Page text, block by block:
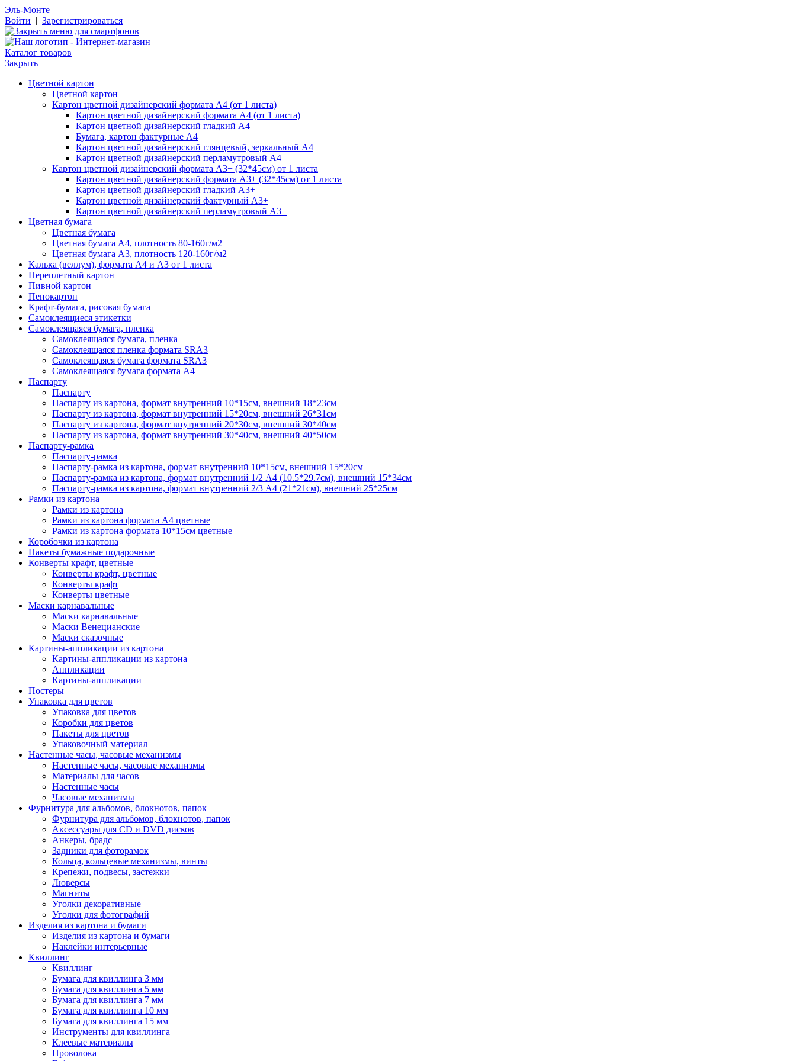
Эль-Монте
Войти | Зарегистрироваться
Каталог товаров
Закрыть
Цветной картон
Цветной картон
Картон цветной дизайнерский формата А4 (от 1 листа)
Картон цветной дизайнерский формата А4 (от 1 листа)
Картон цветной дизайнерский гладкий А4
Бумага, картон фактурные А4
Картон цветной дизайнерский глянцевый, зеркальный А4
Картон цветной дизайнерский перламутровый А4
Картон цветной дизайнерский формата А3+ (32*45см) от 1 листа
Картон цветной дизайнерский формата А3+ (32*45см) от 1 листа
Картон цветной дизайнерский гладкий А3+
Картон цветной дизайнерский фактурный А3+
Картон цветной дизайнерский перламутровый А3+
Цветная бумага
Цветная бумага
Цветная бумага А4, плотность 80-160г/м2
Цветная бумага А3, плотность 120-160г/м2
Калька (веллум), формата А4 и А3 от 1 листа
Переплетный картон
Пивной картон
Пенокартон
Крафт-бумага, рисовая бумага
Самоклеящиеся этикетки
Самоклеящаяся бумага, пленка
Самоклеящаяся бумага, пленка
Самоклеящаяся пленка формата SRА3
Самоклеящаяся бумага формата SRА3
Самоклеящаяся бумага формата А4
Паспарту
Паспарту
Паспарту из картона, формат внутренний 10*15см, внешний 18*23см
Паспарту из картона, формат внутренний 15*20см, внешний 26*31см
Паспарту из картона, формат внутренний 20*30см, внешний 30*40см
Паспарту из картона, формат внутренний 30*40см, внешний 40*50см
Паспарту-рамка
Паспарту-рамка
Паспарту-рамка из картона, формат внутренний 10*15см, внешний 15*20см
Паспарту-рамка из картона, формат внутренний 1/2 А4 (10.5*29.7см), внешний 15*34см
Паспарту-рамка из картона, формат внутренний 2/3 А4 (21*21см), внешний 25*25см
Рамки из картона
Рамки из картона
Рамки из картона формата А4 цветные
Рамки из картона формата 10*15см цветные
Коробочки из картона
Пакеты бумажные подарочные
Конверты крафт, цветные
Конверты крафт, цветные
Конверты крафт
Конверты цветные
Маски карнавальные
Маски карнавальные
Маски Венецианские
Маски сказочные
Картины-аппликации из картона
Картины-аппликации из картона
Аппликации
Картины-аппликации
Постеры
Упаковка для цветов
Упаковка для цветов
Коробки для цветов
Пакеты для цветов
Упаковочный материал
Настенные часы, часовые механизмы
Настенные часы, часовые механизмы
Материалы для часов
Настенные часы
Часовые механизмы
Фурнитура для альбомов, блокнотов, папок
Фурнитура для альбомов, блокнотов, папок
Аксессуары для CD и DVD дисков
Анкеры, брадс
Задники для фоторамок
Кольца, кольцевые механизмы, винты
Крепежи, подвесы, застежки
Люверсы
Магниты
Уголки декоративные
Уголки для фотографий
Изделия из картона и бумаги
Изделия из картона и бумаги
Наклейки интерьерные
Квиллинг
Квиллинг
Бумага для квиллинга 3 мм
Бумага для квиллинга 5 мм
Бумага для квиллинга 7 мм
Бумага для квиллинга 10 мм
Бумага для квиллинга 15 мм
Инструменты для квиллинга
Клеевые материалы
Проволока